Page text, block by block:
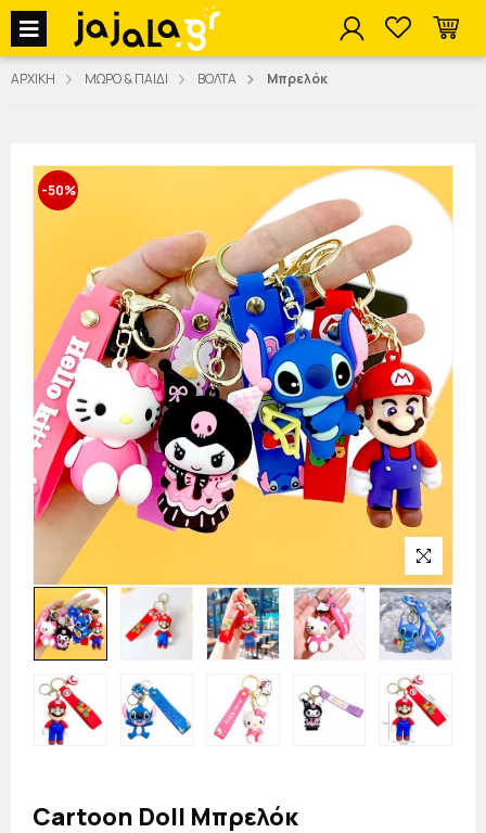
jajala Menu
ΑΡΧΙΚΗ ΜΩΡΟ & ΠΑΙΔΙ ΒΟΛΤΑ Μπρελόκ
-50%
Cartoon Doll Μπρελόκ